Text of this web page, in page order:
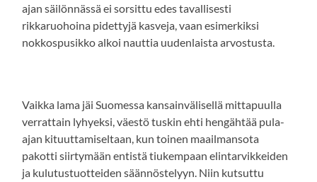
ajan säilönnässä ei sorsittu edes tavallisesti
rikkaruohoina pidettyjä kasveja, vaan esimerkiksi
nokkospusikko alkoi nauttia uudenlaista arvostusta.
Vaikka lama jäi Suomessa kansainvälisellä mittapuulla
verrattain lyhyeksi, väestö tuskin ehti hengähtää pula-
ajan kituuttamiseltaan, kun toinen maailmansota
pakotti siirtymään entistä tiukempaan elintarvikkeiden
ja kulutustuotteiden säännöstelyyn. Niin kutsuttu